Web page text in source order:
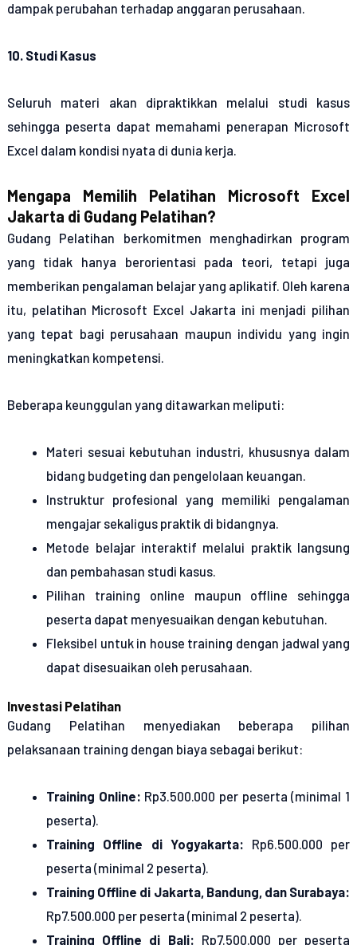
dampak perubahan terhadap anggaran perusahaan.
10. Studi Kasus
Seluruh materi akan dipraktikkan melalui studi kasus
sehingga peserta dapat memahami penerapan Microsoft
Excel dalam kondisi nyata di dunia kerja.
Mengapa Memilih Pelatihan Microsoft Excel
Jakarta di Gudang Pelatihan?
Gudang Pelatihan berkomitmen menghadirkan program
yang tidak hanya berorientasi pada teori, tetapi juga
memberikan pengalaman belajar yang aplikatif. Oleh karena
itu, pelatihan Microsoft Excel Jakarta ini menjadi pilihan
yang tepat bagi perusahaan maupun individu yang ingin
meningkatkan kompetensi.
Beberapa keunggulan yang ditawarkan meliputi:
Materi sesuai kebutuhan industri, khususnya dalam
bidang budgeting dan pengelolaan keuangan.
Instruktur profesional yang memiliki pengalaman
mengajar sekaligus praktik di bidangnya.
Metode belajar interaktif melalui praktik langsung
dan pembahasan studi kasus.
Pilihan training online maupun offline sehingga
peserta dapat menyesuaikan dengan kebutuhan.
Fleksibel untuk in house training dengan jadwal yang
dapat disesuaikan oleh perusahaan.
Investasi Pelatihan
Gudang Pelatihan menyediakan beberapa pilihan
pelaksanaan training dengan biaya sebagai berikut:
Training Online: Rp3.500.000 per peserta (minimal 1
peserta).
Training Offline di Yogyakarta: Rp6.500.000 per
peserta (minimal 2 peserta).
Training Offline di Jakarta, Bandung, dan Surabaya:
Rp7.500.000 per peserta (minimal 2 peserta).
Training Offline di Bali: Rp7.500.000 per peserta